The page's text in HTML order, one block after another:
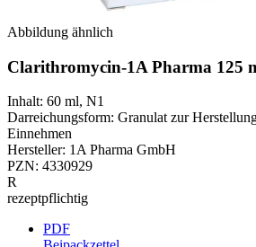
Abbildung ähnlich
Clarithromycin-1A Pharma 125
Inhalt: 60 ml, N1
Darreichungsform: Granulat zur
Einnehmen
Hersteller: 1A Pharma GmbH
PZN: 4330929
R
rezeptpflichtig
PDF